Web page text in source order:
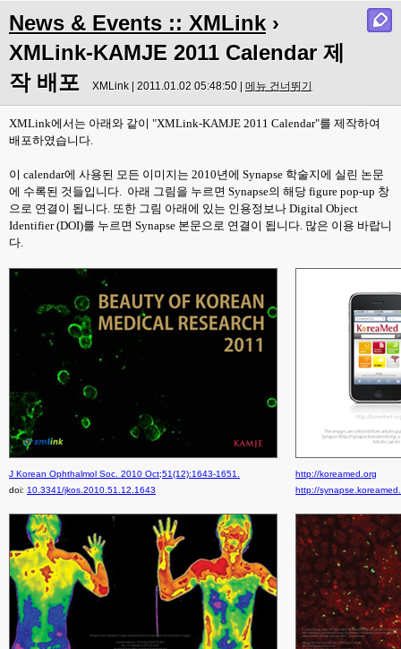
News & Events :: XMLink ›
XMLink-KAMJE 2011 Calendar 제
작 배포
XMLink | 2011.01.02 05:48:50 | 메뉴 건너뛰기
XMLink에서는 아래와 같이 "XMLink-KAMJE 2011 Calendar"를 제작하여
배포하였습니다.
이 calendar에 사용된 모든 이미지는 2010년에 Synapse 학술지에 실린 논문
에 수록된 것들입니다. 아래 그림을 누르면 Synapse의 해당 figure pop-up 창
으로 연결이 됩니다. 또한 그림 아래에 있는 인용정보나 Digital Object
Identifier (DOI)를 누르면 Synapse 본문으로 연결이 됩니다. 많은 이용 바랍니
다.
J Korean Ophthalmol Soc. 2010 Oct;51(12):1643-1651.
doi: 10.3341/jkos.2010.51.12.1643
http://koreamed.org
http://